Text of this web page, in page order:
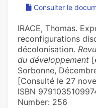
Consulter le
IRACE, Thomas.
reconfigurations
décolonisation.
du développement
Sorbonne,
[Consulté le 27
ISBN
Number: 256